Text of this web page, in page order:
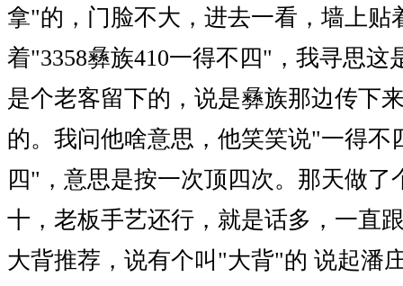
拿"的，门脸不大，进去一看，墙上贴
着"3358彝族410一得不四"，我寻思这
是个老客留下的，说是彝族那边传下
的。我问他啥意思，他笑笑说"一得不
四"，意思是按一次顶四次。那天做了
十，老板手艺还行，就是话多，一直
大背推荐，说有个叫"大背"的 说起潘